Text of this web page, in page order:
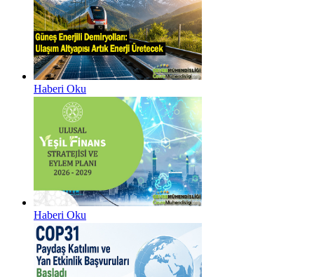
Haberi Oku
Haberi Oku